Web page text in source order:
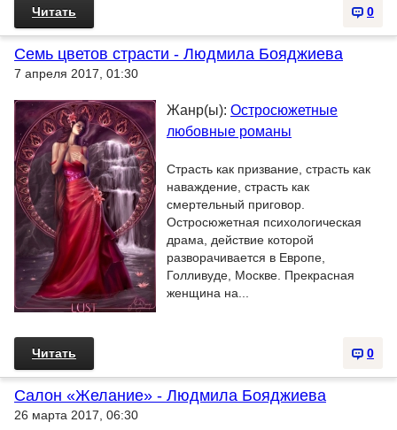
0
Читать
Семь цветов страсти - Людмила Бояджиева
7 апреля 2017, 01:30
Жанр(ы): Остросюжетные
любовные романы
Страсть как призвание, страсть как
наваждение, страсть как
смертельный приговор.
Остросюжетная психологическая
драма, действие которой
разворачивается в Европе,
Голливуде, Москве. Прекрасная
женщина на...
0
Читать
Салон «Желание» - Людмила Бояджиева
26 марта 2017, 06:30